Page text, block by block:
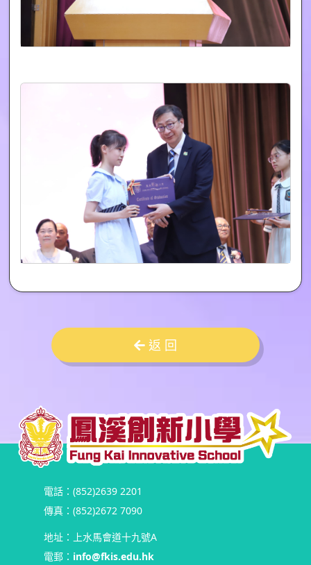
返 回
地址：上水馬會道十九號A
電郵： info@fkis.edu.hk
電話：(852)2639 2201
傳真：(852)2672 7090